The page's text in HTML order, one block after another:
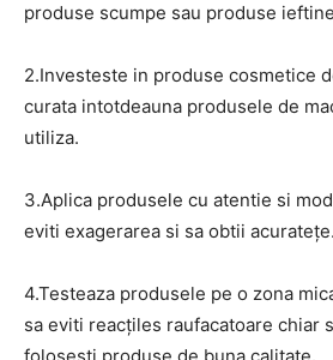
produse scumpe sau produse
2.Investeste in produse cosmetice
curata intotdeauna produsele de
utiliza.
3.Aplica produsele cu atentie si
eviti exagerarea si sa obtii acuratețe.
4.Testeaza produsele pe o zona
sa eviti reacțiles raufacatoare chiar